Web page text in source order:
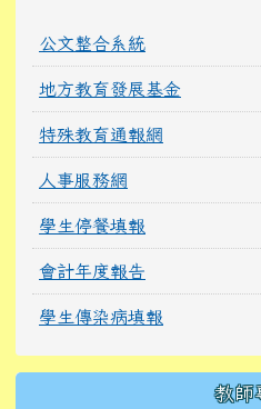
公文整合系統
地方教育發展基金
特殊教育通報網
人事服務網
學生停餐填報
會計年度報告
學生傳染病填報
教師